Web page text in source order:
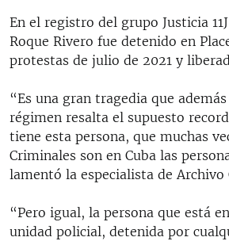
En el registro del grupo Justicia
Roque Rivero fue detenido en
protestas de julio de 2021 y
“Es una gran tragedia que
régimen resalta el supuesto
tiene esta persona, que muchas
Criminales son en Cuba las
lamentó la especialista de Archivo
“Pero igual, la persona que está
unidad policial, detenida por